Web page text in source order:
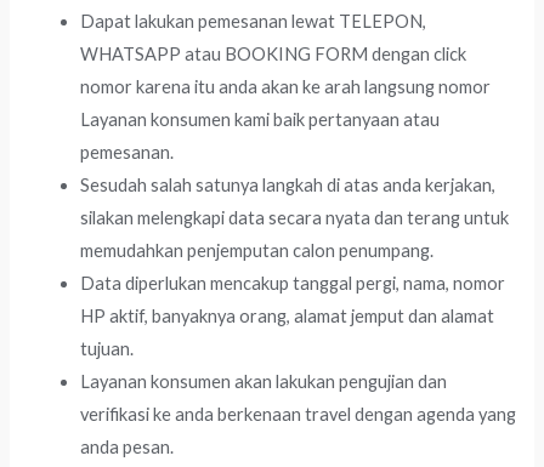
Dapat lakukan pemesanan lewat TELEPON,
WHATSAPP atau BOOKING FORM dengan click
nomor karena itu anda akan ke arah langsung nomor
Layanan konsumen kami baik pertanyaan atau
pemesanan.
Sesudah salah satunya langkah di atas anda kerjakan,
silakan melengkapi data secara nyata dan terang untuk
memudahkan penjemputan calon penumpang.
Data diperlukan mencakup tanggal pergi, nama, nomor
HP aktif, banyaknya orang, alamat jemput dan alamat
tujuan.
Layanan konsumen akan lakukan pengujian dan
verifikasi ke anda berkenaan travel dengan agenda yang
anda pesan.